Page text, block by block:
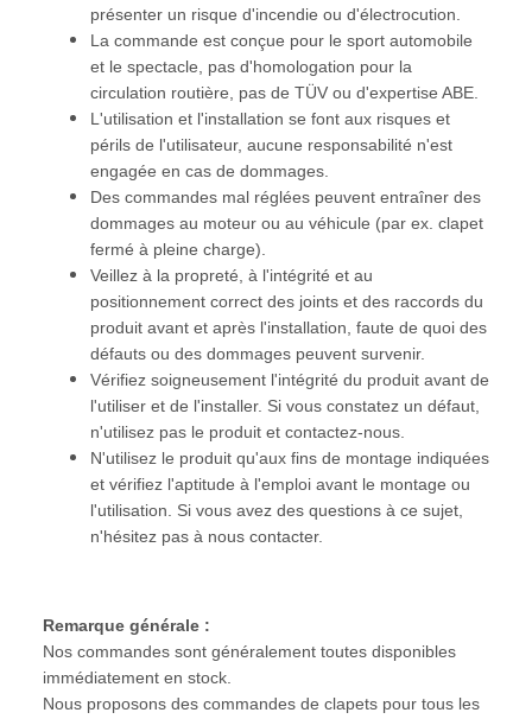
présenter un risque d'incendie ou d'électrocution.
La commande est conçue pour le sport automobile
et le spectacle, pas d'homologation pour la
circulation routière, pas de TÜV ou d'expertise ABE.
L'utilisation et l'installation se font aux risques et
périls de l'utilisateur, aucune responsabilité n'est
engagée en cas de dommages.
Des commandes mal réglées peuvent entraîner des
dommages au moteur ou au véhicule (par ex. clapet
fermé à pleine charge).
Veillez à la propreté, à l'intégrité et au
positionnement correct des joints et des raccords du
produit avant et après l'installation, faute de quoi des
défauts ou des dommages peuvent survenir.
Vérifiez soigneusement l'intégrité du produit avant de
l'utiliser et de l'installer. Si vous constatez un défaut,
n'utilisez pas le produit et contactez-nous.
N'utilisez le produit qu'aux fins de montage indiquées
et vérifiez l'aptitude à l'emploi avant le montage ou
l'utilisation. Si vous avez des questions à ce sujet,
n'hésitez pas à nous contacter.
Remarque générale :
Nos commandes sont généralement toutes disponibles
immédiatement en stock.
Nous proposons des commandes de clapets pour tous les